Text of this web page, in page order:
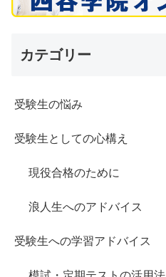
カテゴリー
受験生の悩み
受験生としての心構え
現役合格のために
浪人生へのアドバイス
受験生への学習アドバイス